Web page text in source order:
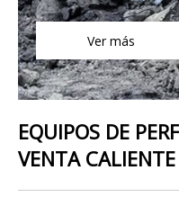
Ver más
EQUIPOS DE
VENTA CALIENTE